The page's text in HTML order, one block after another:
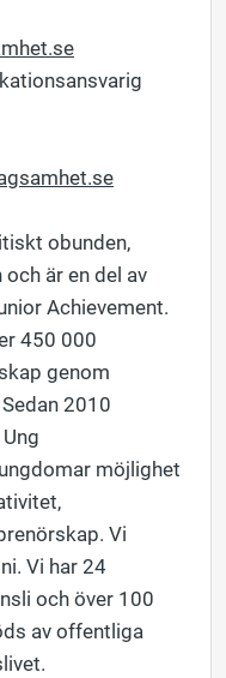
obunden,
är en del av
Achievement.
450 000
genom
2010
möjlighet
Vi
Vi har 24
och över 100
av offentliga